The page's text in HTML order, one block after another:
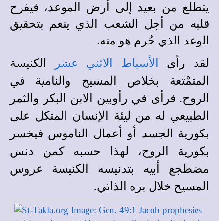
يتطلع من بعيد إلى أرض الموعد، فيفرح
قلبه من أجل الشعب الذي ينعم بتحقيق
الوعد الذي حُرم هو منه.
لقد رأى
الأسباط الاثني عشر
الكنيسة
المتمْتعة بخلاص المسيح والنامية في
الروح. فرأى في رأوبين الابن البكر والثمر
الطبيعي له من ليئة الإنسان المتكل على
بكورية الجسد أو أعمال الناموس فيخسر
بكورية الروح، لهذا حسبه كمن دنس
مضطجع أبيه بتدنيسه الكنيسة عروس
المسيح خلال بره الذاتي.